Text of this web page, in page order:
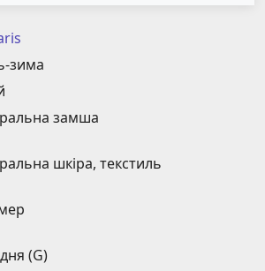
зима
замша
шкіра, текстиль
(G)